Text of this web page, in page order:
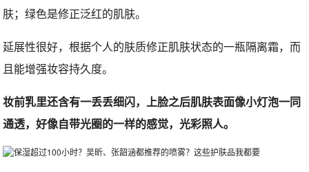
肤；绿色是修正泛红的肌肤。
延展性很好，根据个人的肤质修正肌肤状态的一瓶隔离霜，而
且能增强妆容持久度。
妆前乳里还含有一丢丢细闪，上脸之后肌肤表面像小灯泡一同
通透，好像自带光圈的一样的感觉，光彩照人。